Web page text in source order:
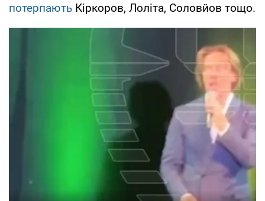
потерпають Кіркоров, Лоліта, Соловйов тощо.